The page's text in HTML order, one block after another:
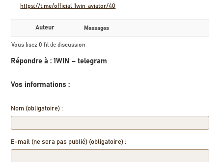
https://t.me/official_1win_aviator/40
Auteur Messages
Vous lisez 0 fil de discussion
Répondre à : 1WIN – telegram
Vos informations :
Nom (obligatoire) :
E-mail (ne sera pas publié) (obligatoire) :